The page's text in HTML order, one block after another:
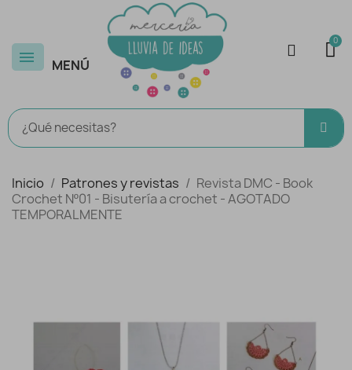
MENÚ
Inicio Patrones y revistas
Revista DMC - Book
Crochet Nº01 - Bisutería a crochet - AGOTADO
TEMPORALMENTE